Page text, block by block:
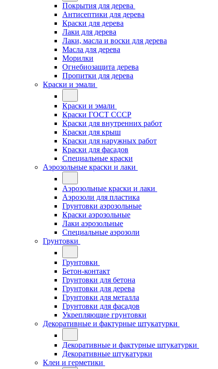
Покрытия для дерева
Антисептики для дерева
Краски для дерева
Лаки для дерева
Лаки, масла и воски для дерева
Масла для дерева
Морилки
Огнебиозащита дерева
Пропитки для дерева
Краски и эмали
Краски и эмали
Краски ГОСТ СССР
Краски для внутренних работ
Краски для крыш
Краски для наружных работ
Краски для фасадов
Специальные краски
Аэрозольные краски и лаки
Аэрозольные краски и лаки
Аэрозоли для пластика
Грунтовки аэрозольные
Краски аэрозольные
Лаки аэрозольные
Специальные аэрозоли
Грунтовки
Грунтовки
Бетон-контакт
Грунтовки для бетона
Грунтовки для дерева
Грунтовки для металла
Грунтовки для фасадов
Укрепляющие грунтовки
Декоративные и фактурные штукатурки
Декоративные и фактурные штукатурки
Декоративные штукатурки
Клеи и герметики